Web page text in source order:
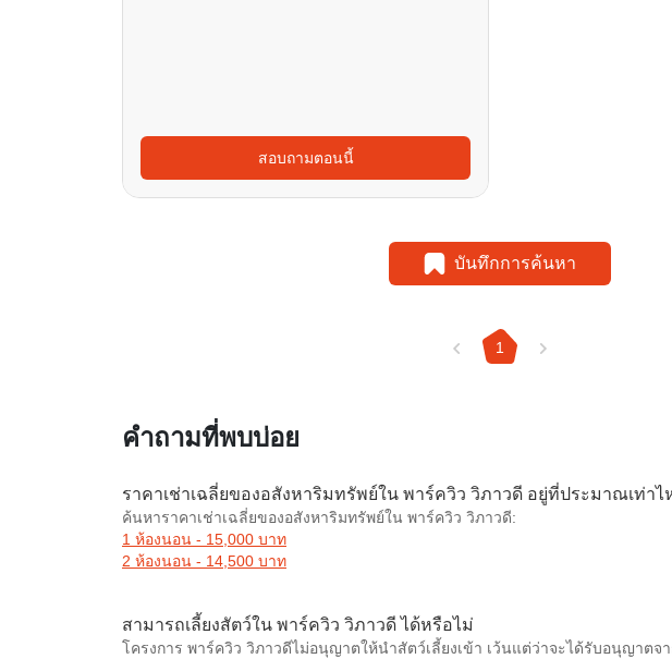
สอบถามตอนนี้
บันทึกการค้นหา
1
คำถามที่พบบ่อย
ราคาเช่าเฉลี่ยของอสังหาริมทรัพย์ใน พาร์ควิว วิภาวดี อยู่ที่ประมาณเท่าไ
ค้นหาราคาเช่าเฉลี่ยของอสังหาริมทรัพย์ใน พาร์ควิว วิภาวดี:
1 ห้องนอน - 15,000 บาท
2 ห้องนอน - 14,500 บาท
สามารถเลี้ยงสัตว์ใน พาร์ควิว วิภาวดี ได้หรือไม่
โครงการ พาร์ควิว วิภาวดีไม่อนุญาตให้นำสัตว์เลี้ยงเข้า เว้นแต่ว่าจะได้รับอนุญาตจ